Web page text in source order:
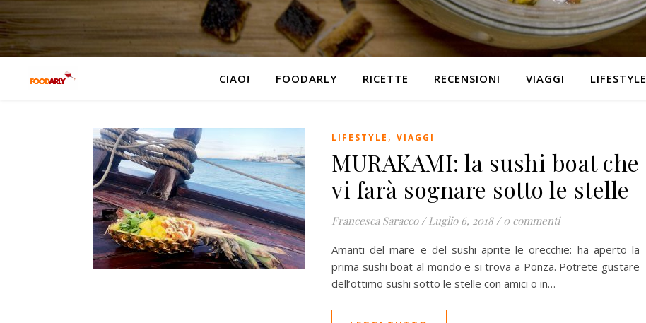
CIAO! FOODARLY RICETTE RECENSIONI VIAGGI LIFESTYLE
LIFESTYLE , VIAGGI
MURAKAMI: la sushi boat che
vi farà sognare sotto le stelle
Francesca Saracco / Luglio 6, 2018 / 0 commenti
Amanti del mare e del sushi aprite le orecchie: ha aperto la
prima sushi boat al mondo e si trova a Ponza. Potrete gustare
dell’ottimo sushi sotto le stelle con amici o in…